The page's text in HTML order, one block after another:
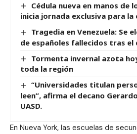
Cédula nueva en manos de
inicia jornada exclusiva para
Tragedia en Venezuela: Se
de españoles fallecidos tras
Tormenta invernal azota
toda la región
“Universidades titulan
leen”, afirma el decano
UASD.
En Nueva York, las escuelas de